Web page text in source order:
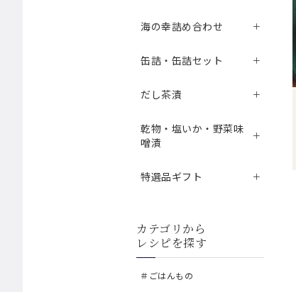
海の幸詰め合わせ
缶詰・缶詰セット
だし茶漬
乾物・塩いか・野菜味
噌漬
特選品ギフト
カテゴリから
レシピを探す
＃ごはんもの